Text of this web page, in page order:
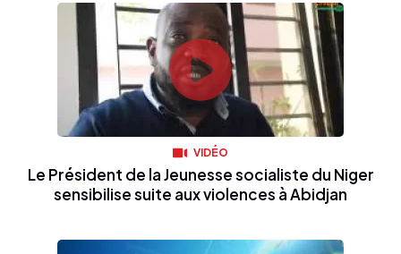
VIDÉO
Le Président de la Jeunesse socialiste du Niger
sensibilise suite aux violences à Abidjan